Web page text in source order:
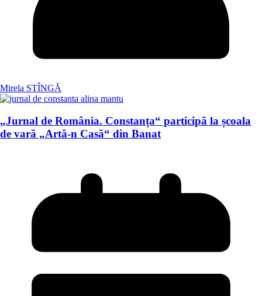
Mirela STÎNGĂ
„Jurnal de România. Constanța“ participă la școala
de vară „Artă-n Casă“ din Banat